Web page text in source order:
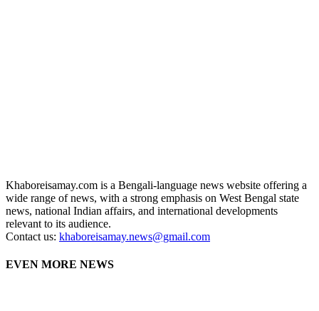
Khaboreisamay.com is a Bengali-language news website offering a
wide range of news, with a strong emphasis on West Bengal state
news, national Indian affairs, and international developments
relevant to its audience.
Contact us: khaboreisamay.news@gmail.com
EVEN MORE NEWS